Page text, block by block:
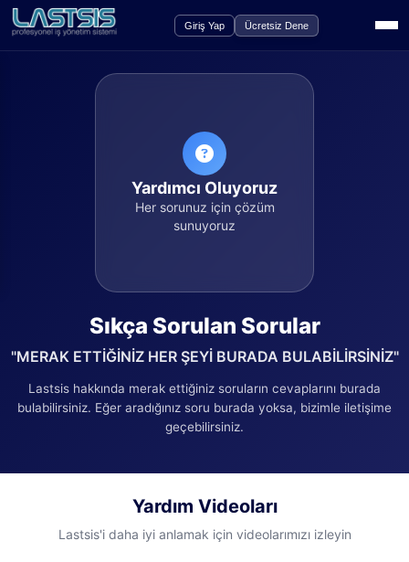
Giriş Yap Ücretsiz Dene
Sıkça Sorulan Sorular
"MERAK ETTİĞİNİZ HER ŞEYİ BURADA BULABİLİRSİNİZ"
Lastsis hakkında merak ettiğiniz soruların cevaplarını burada
bulabilirsiniz. Eğer aradığınız soru burada yoksa, bizimle iletişime
geçebilirsiniz.
Yardımcı Oluyoruz
Her sorunuz için çözüm
sunuyoruz
Yardım Videoları
Lastsis'i daha iyi anlamak için videolarımızı izleyin